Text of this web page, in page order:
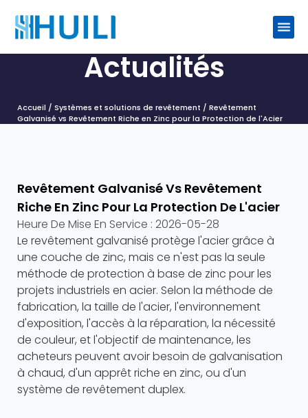
Actualités
Accueil / Systèmes et solutions de revêtement / Revêtement
Galvanisé vs Revêtement Riche en Zinc pour la Protection de l'Acier
Revêtement Galvanisé Vs Revêtement
Riche En Zinc Pour La Protection De L'acier
Heure De Mise En Service : 2026-05-28
Le revêtement galvanisé protège l'acier grâce à
une couche de zinc, mais ce n'est pas la seule
méthode de protection à base de zinc pour les
projets industriels en acier. Selon la méthode de
fabrication, la taille de l'acier, l'environnement
d'exposition, l'accès à la réparation, la nécessité
de couleur, et l'objectif de maintenance, les
acheteurs peuvent avoir besoin de galvanisation
à chaud, d'un apprêt riche en zinc, ou d'un
système de revêtement duplex.